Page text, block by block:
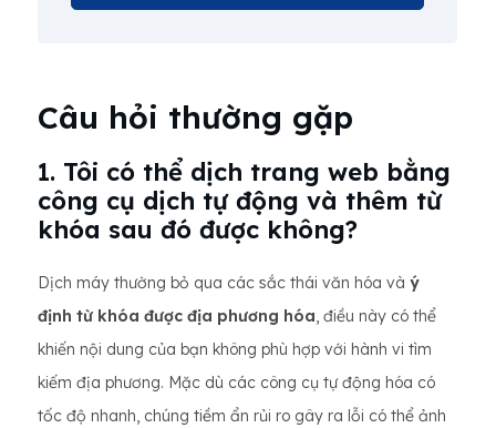
Câu hỏi thường gặp
1. Tôi có thể dịch trang web bằng
công cụ dịch tự động và thêm từ
khóa sau đó được không?
Dịch máy thường bỏ qua các sắc thái văn hóa và ý
định từ khóa được địa phương hóa, điều này có thể
khiến nội dung của bạn không phù hợp với hành vi tìm
kiếm địa phương. Mặc dù các công cụ tự động hóa có
tốc độ nhanh, chúng tiềm ẩn rủi ro gây ra lỗi có thể ảnh